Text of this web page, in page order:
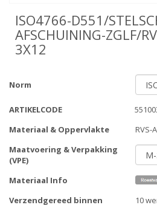
ISO4766-D551/
AFSCHUINING-ZGLF/
3X12
Norm
ARTIKELCODE
Materiaal & Oppervlakte
RVS-
Maatvoering & Verpakking
(VPE)
Materiaal Info
Verzendgereed binnen
10